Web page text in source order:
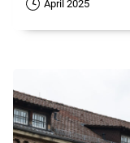
April 2025